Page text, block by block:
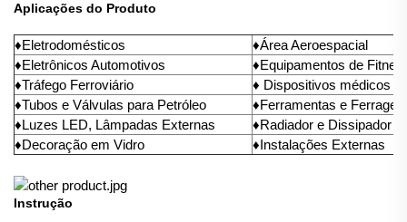
Aplicações do Produto
♦Eletrodomésticos
♦Área Aeroespacial
♦Eletrônicos Automotivos
♦Equipamentos de
♦Tráfego Ferroviário
♦ Dispositivos médicos
♦Tubos e Válvulas para Petróleo
♦Ferramentas e
♦Luzes LED, Lâmpadas Externas
♦Radiador e Dissipador
♦Decoração em Vidro
♦Instalações Externas
Instrução